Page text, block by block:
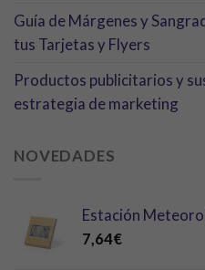
Guía de Márgenes y
tus Tarjetas y Flyers
Productos publicitarios y
estrategia de marketing
NOVEDADES
Estación
7,64€